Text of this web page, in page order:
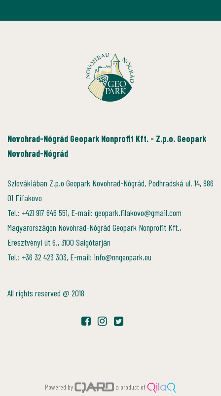
Novohrad-Nógrád Geopark Nonprofit Kft. - Z.p.o. Geopark
Novohrad-Nógrád
Szlovákiában Z.p.o Geopark Novohrad-Nógrád, Podhradská ul. 14, 986
01 Fiľakovo
Tel.: +421 917 646 551, E-mail: geopark.filakovo@gmail.com
Magyarországon Novohrad-Nógrád Geopark Nonprofit Kft.,
Eresztvényi út 6., 3100 Salgótarján
Tel.: +36 32 423 303, E-mail: info@nngeopark.eu
All rights reserved @ 2018
Powered by a product of